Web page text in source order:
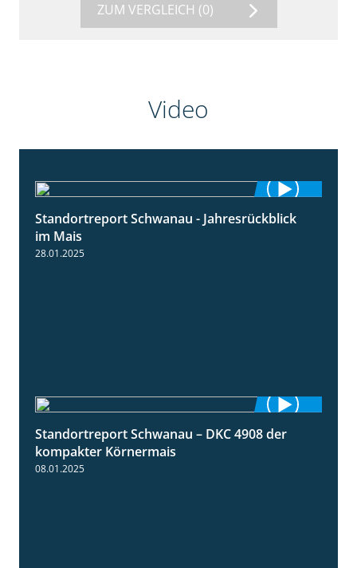
ZUM VERGLEICH (0)
Video
4:25
Standortreport Schwanau - Jahresrückblick
im Mais
28.01.2025
1:18
Standortreport Schwanau – DKC 4908 der
kompakter Körnermais
08.01.2025